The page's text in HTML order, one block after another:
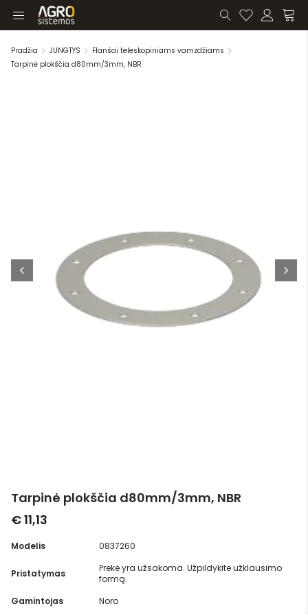
Pradžia JUNGTYS
Flanšai teleskopiniams vamzdžiams
Tarpinė plokščia d80mm/3mm, NBR
Tarpinė plokščia d80mm/3mm, NBR
€ 11,13
Modelis 0837260
Pristatymas
Prekė yra užsakoma. Užpildykite užklausimo
formą.
Gamintojas
Noro